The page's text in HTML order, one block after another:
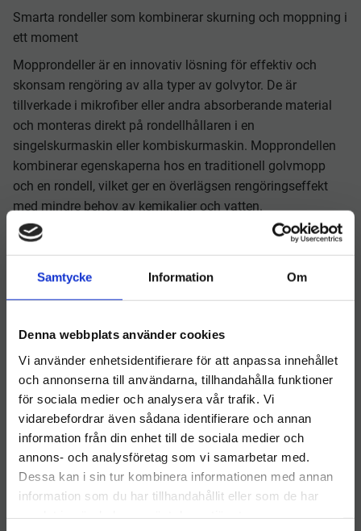
Samtycke Information Om
Denna webbplats använder cookies
Vi använder enhetsidentifierare för att anpassa innehållet
och annonserna till användarna, tillhandahålla funktioner
för sociala medier och analysera vår trafik. Vi
vidarebefordrar även sådana identifierare och annan
information från din enhet till de sociala medier och
annons- och analysföretag som vi samarbetar med.
Dessa kan i sin tur kombinera informationen med annan
information som du har tillhandahållit eller som de har
Smarta rondeller som kombinerar skurning och moppning i
ett moment
Mopprondeller är en innovativ lösning för effektiv och
skonsam rengöring av alla typer av golvytor. De är
tillverkade i mikrofiber eller andra absorberande material
och monteras direkt på rondellhållaren i en
singelskurmaskin eller kombiskurmaskin. Mopprondellen
kombinerar egenskaperna hos en traditionell golvmopp
och en rondell, vilket ger en överlägsen rengöringseffekt
med mindre behov av kemikalier och vatten.
Mopprondeller är särskilt populära i miljöer med krav på
hygien, som sjukhus, skolor och kontor, men passar även
utmärkt för butikslokaler, gym och hotell.
Fördelar med Mopprondeller
Effektiv rengöring och smutsupptagning med mikrofiber
Minskar behovet av kemikalier – rengör med enbart vatten
vid behov
Skonsamma mot känsliga golvytor, som linoleum och
trägolv
Låg friktion gör dem lätta att använda även på stora ytor
Tvättbara och återanvändbara – kostnadseffektiva i
längden
Välkommen till hygieneleeds.se
Vill du handla som företag eller privatperson?
FÖRETAG